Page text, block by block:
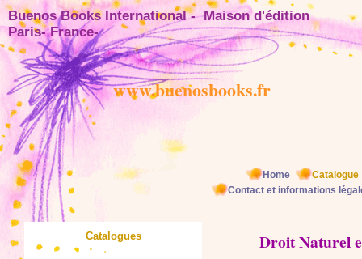
www.buenosbooks.fr
Buenos Books International - Maison
Paris- France-
Home
Catalogue
Contact et informations
Catalogues Droit Naturel